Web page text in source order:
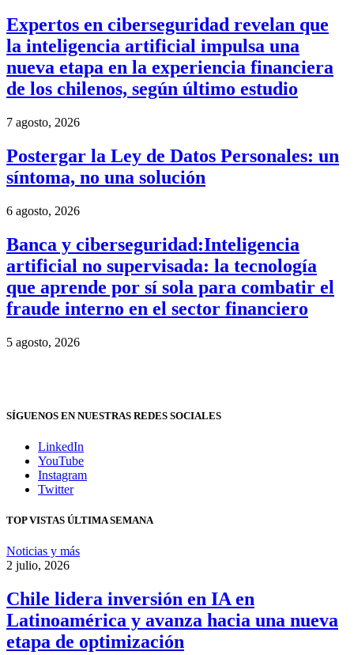
Expertos en ciberseguridad revelan que
la inteligencia artificial impulsa una
nueva etapa en la experiencia financiera
de los chilenos, según último estudio
7 agosto, 2026
Postergar la Ley de Datos Personales: un
síntoma, no una solución
6 agosto, 2026
Banca y ciberseguridad:Inteligencia
artificial no supervisada: la tecnología
que aprende por sí sola para combatir el
fraude interno en el sector financiero
5 agosto, 2026
SÍGUENOS EN NUESTRAS REDES SOCIALES
LinkedIn
YouTube
Instagram
Twitter
TOP VISTAS ÚLTIMA SEMANA
Noticias y más
2 julio, 2026
Chile lidera inversión en IA en
Latinoamérica y avanza hacia una nueva
etapa de optimización